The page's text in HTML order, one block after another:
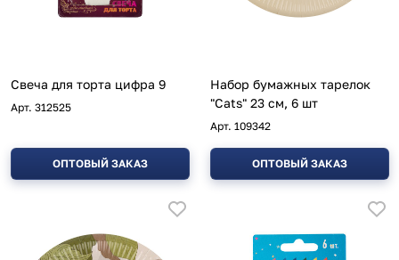
Свеча для торта цифра 9
Арт. 312525
ОПТОВЫЙ ЗАКАЗ
Набор бумажных тарелок
"Cats" 23 см, 6 шт
Арт. 109342
ОПТОВЫЙ ЗАКАЗ